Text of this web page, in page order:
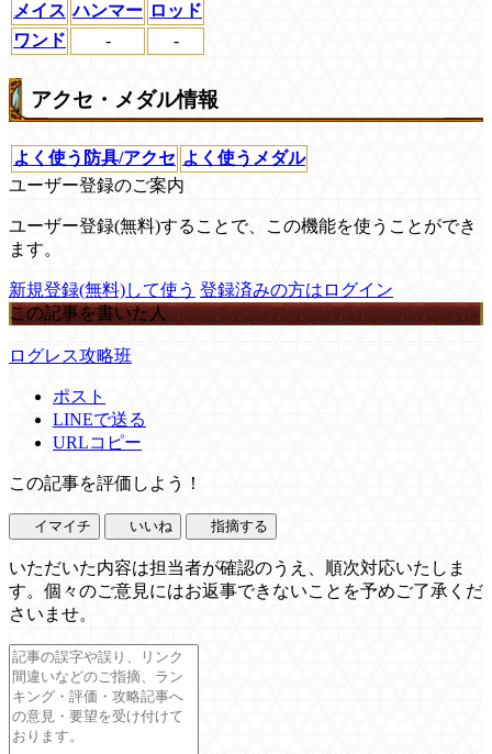
メイス ハンマー ロッド
ワンド
- -
アクセ・メダル情報
よく使う防具/アクセ よく使うメダル
ユーザー登録のご案内
ユーザー登録(無料)することで、この機能を使うことができ
ます。
新規登録(無料)して使う 登録済みの方はログイン
この記事を書いた人
ログレス攻略班
ポスト
LINEで送る
URLコピー
この記事を評価しよう！
イマイチ いいね 指摘する
いただいた内容は担当者が確認のうえ、順次対応いたしま
す。個々のご意見にはお返事できないことを予めご了承くだ
さいませ。